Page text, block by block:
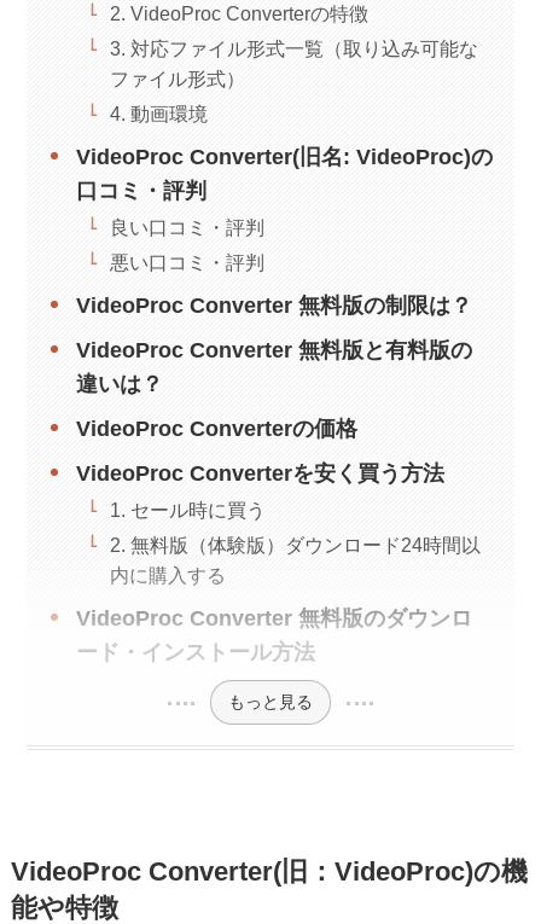
2. VideoProc Converterの特徴
3. 対応ファイル形式一覧（取り込み可能な
ファイル形式）
4. 動画環境
VideoProc Converter(旧名: VideoProc)の
口コミ・評判
良い口コミ・評判
悪い口コミ・評判
VideoProc Converter 無料版の制限は？
VideoProc Converter 無料版と有料版の
違いは？
VideoProc Converterの価格
VideoProc Converterを安く買う方法
1. セール時に買う
2. 無料版（体験版）ダウンロード24時間以
内に購入する
VideoProc Converter 無料版のダウンロ
ード・インストール方法
もっと見る
VideoProc Converter(旧：VideoProc)の機
能や特徴